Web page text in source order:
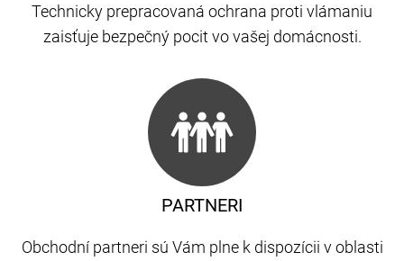
PARTNERI
Obchodní partneri sú Vám plne k dispozícii v oblasti
Technicky prepracovaná ochrana proti vlámaniu
zaisťuje bezpečný pocit vo vašej domácnosti.